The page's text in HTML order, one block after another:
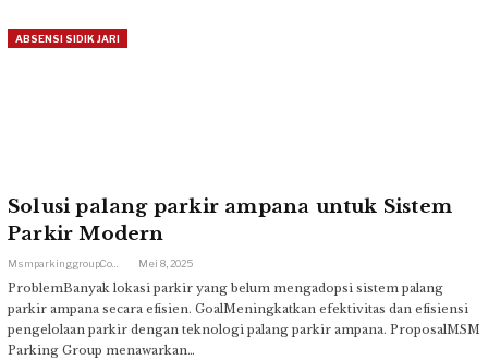
ABSENSI SIDIK JARI
Solusi palang parkir ampana untuk Sistem
Parkir Modern
Mei 8, 2025
ProblemBanyak lokasi parkir yang belum mengadopsi sistem palang
parkir ampana secara efisien. GoalMeningkatkan efektivitas dan efisiensi
pengelolaan parkir dengan teknologi palang parkir ampana. ProposalMSM
Parking Group menawarkan…